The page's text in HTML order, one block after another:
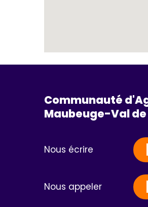
Communauté
Maubeuge-Val
Nous écrire
Nous appeler